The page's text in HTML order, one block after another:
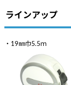
ラインアップ
・19㎜巾5.5ｍ